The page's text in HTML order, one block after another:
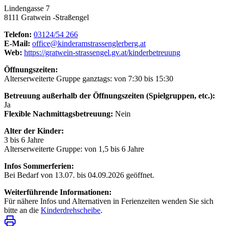
Lindengasse 7
8111 Gratwein -Straßengel
Telefon: 03124/54 266
E-Mail: office@kinderamstrassenglerberg.at
Web: https://gratwein-strassengel.gv.at/kinderbetreuung
Öffnungszeiten:
Alterserweiterte Gruppe ganztags: von 7:30 bis 15:30
Betreuung außerhalb der Öffnungszeiten (Spielgruppen, etc.):
Ja
Flexible Nachmittagsbetreuung: Nein
Alter der Kinder:
3 bis 6 Jahre
Alterserweiterte Gruppe: von 1,5 bis 6 Jahre
Infos Sommerferien:
Bei Bedarf von 13.07. bis 04.09.2026 geöffnet.
Weiterführende Informationen:
Für nähere Infos und Alternativen in Ferienzeiten wenden Sie sich
bitte an die Kinderdrehscheibe.